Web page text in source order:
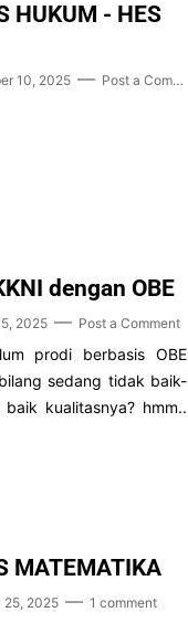
HUKUM - HES
10, 2025 Post a Comment
dengan OBE
2025 Post a Comment
prodi berbasis OBE
sedang tidak baik-
kualitasnya? hmm..
MATEMATIKA
25, 2025 1 comment